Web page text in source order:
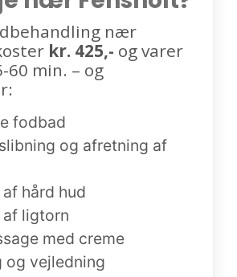
nær
kr. 425,- og varer
60 min. – og
fodbad
og afretning af
hård hud
ligtorn
med creme
og vejledning